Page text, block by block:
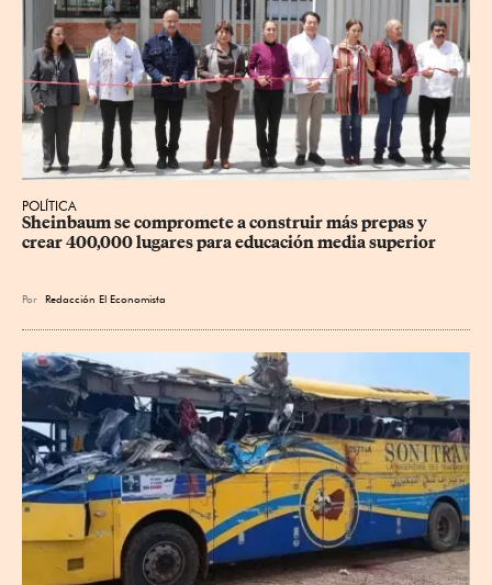
POLÍTICA
Sheinbaum se compromete a construir más prepas y
crear 400,000 lugares para educación media superior
Por Redacción El Economista